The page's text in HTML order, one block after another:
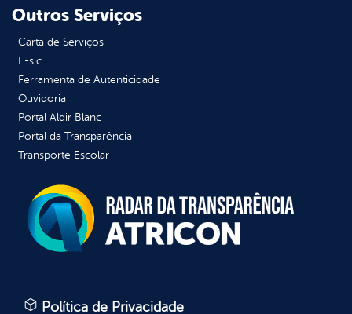
Outros Serviços
Carta de Serviços
E-sic
Ferramenta de Autenticidade
Ouvidoria
Portal Aldir Blanc
Portal da Transparência
Transporte Escolar
Política de Privacidade